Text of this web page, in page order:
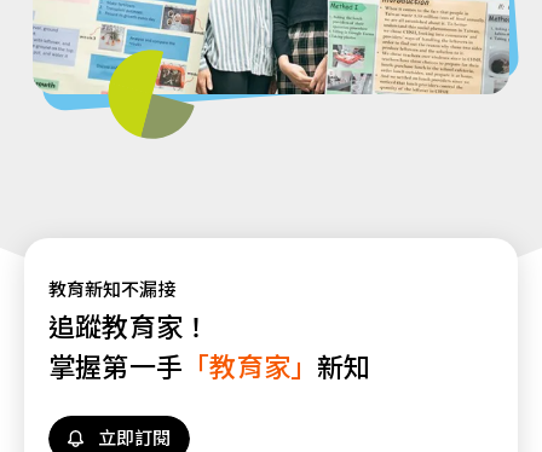
教育新知不漏接
追蹤教育家！
掌握第一手 「教育家」 新知
立即訂閱